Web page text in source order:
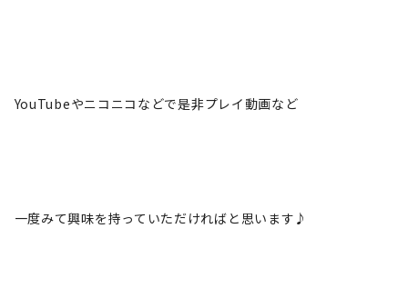
YouTubeやニコニコなどで是非プレイ動画など
一度みて興味を持っていただければと思います♪